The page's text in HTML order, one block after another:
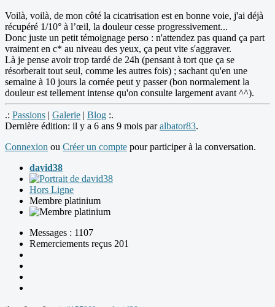
Voilà, voilà, de mon côté la cicatrisation est en bonne voie, j'ai déjà
récupéré 1/10° à l’œil, la douleur cesse progressivement...
Donc juste un petit témoignage perso : n'attendez pas quand ça part
vraiment en c* au niveau des yeux, ça peut vite s'aggraver.
Là je pense avoir trop tardé de 24h (pensant à tort que ça se
résorberait tout seul, comme les autres fois) ; sachant qu'en une
semaine à 10 jours la cornée peut y passer (bon normalement la
douleur est tellement intense qu'on consulte largement avant ^^).
.: Passions | Galerie | Blog :.
Dernière édition: il y a 6 ans 9 mois paralbator83.
Connexion ou Créer un compte pour participer à la conversation.
david38
Hors Ligne
Membre platinium
Messages : 1107
Remerciements reçus 201